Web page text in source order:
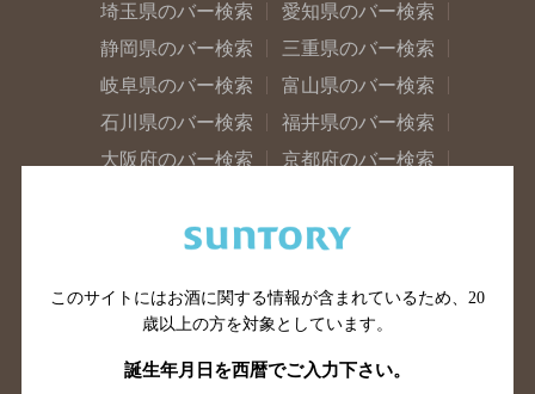
埼玉県のバー検索
愛知県のバー検索
静岡県のバー検索
三重県のバー検索
岐阜県のバー検索
富山県のバー検索
石川県のバー検索
福井県のバー検索
大阪府のバー検索
京都府のバー検索
滋賀県のバー検索
和歌山県のバー検索
山口県のバー検索
鳥取県のバー検索
香川県のバー検索
愛媛県のバー検索
このサイトにはお酒に関する情報が含まれているため、 20
歳以上の方を対象としています。
誕生年月日を西暦でご入力下さい。